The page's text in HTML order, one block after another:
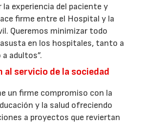
la experiencia del paciente y
firme entre el Hospital y la
Queremos minimizar todo
asusta en los hospitales, tanto a
adultos”.
al servicio de la sociedad
un firme compromiso con la
y la salud ofreciendo
a proyectos que reviertan